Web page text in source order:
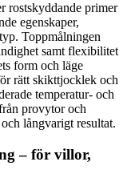
rostskyddande primer
egenskaper,
Toppmålningen
samt flexibilitet
form och läge
rätt skikttjocklek och
temperatur- och
provytor och
långvarigt resultat.
– för villor,